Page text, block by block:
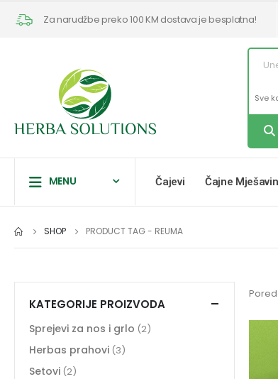
Za narudžbe preko 100 KM dostava je besplatna!
MENU Čajevi Čajne
SHOP PRODUCT TAG - REUMA
KATEGORIJE PROIZVODA
Sprejevi za nos i grlo (2)
Herbas prahovi (3)
Setovi (2)